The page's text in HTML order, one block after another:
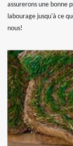
assurerons une bonne
labourage jusqu'à ce
nous!